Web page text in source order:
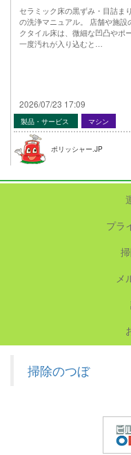
セラミック床の黒ずみ・目詰ま
の洗浄マニュアル。 店舗や施設
クタイル床は、微細な凹凸やポ
一度汚れが入り込むと…
2026/07/23 17:09
製品・サービス マシン
ポリッシャー.JP
プラ
メ
掃除のつぼ